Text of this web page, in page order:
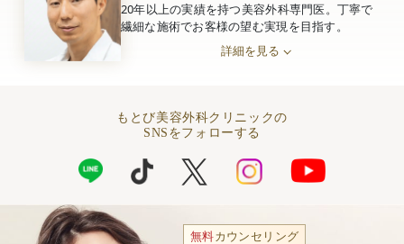
20年以上の実績を持つ美容外科専門医。丁寧で
繊細な施術でお客様の望む実現を目指す。
詳細を見る
もとび美容外科クリニックの
SNSをフォローする
無料カウンセリング